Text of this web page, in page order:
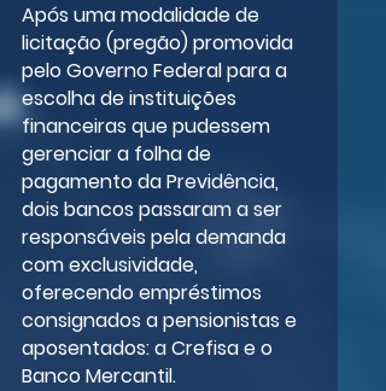
Após uma modalidade de
licitação (pregão) promovida
pelo Governo Federal para a
escolha de instituições
financeiras que pudessem
gerenciar a folha de
pagamento da Previdência,
dois bancos passaram a ser
responsáveis pela demanda
com exclusividade,
oferecendo empréstimos
consignados a pensionistas e
aposentados: a Crefisa e o
Banco Mercantil.